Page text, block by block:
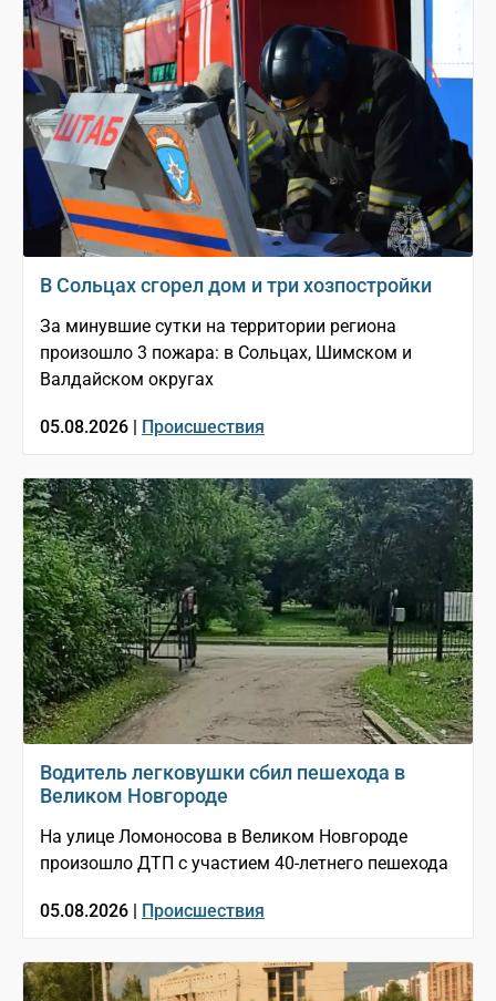
В Сольцах сгорел дом и три хозпостройки
За минувшие сутки на территории региона
произошло 3 пожара: в Сольцах, Шимском и
Валдайском округах
05.08.2026 | Происшествия
Водитель легковушки сбил пешехода в
Великом Новгороде
На улице Ломоносова в Великом Новгороде
произошло ДТП с участием 40-летнего пешехода
05.08.2026 | Происшествия